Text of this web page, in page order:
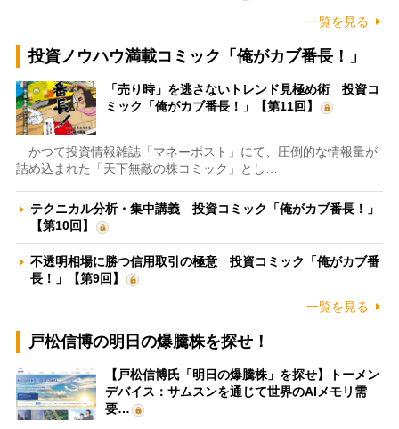
一覧を見る
投資ノウハウ満載コミック「俺がカブ番長！」
「売り時」を逃さないトレンド見極め術 投資コ
ミック「俺がカブ番長！」【第11回】
かつて投資情報雑誌「マネーポスト」にて、圧倒的な情報量が
詰め込まれた「天下無敵の株コミック」とし…
テクニカル分析・集中講義 投資コミック「俺がカブ番長！」
【第10回】
不透明相場に勝つ信用取引の極意 投資コミック「俺がカブ番
長！」【第9回】
一覧を見る
戸松信博の明日の爆騰株を探せ！
【戸松信博氏「明日の爆騰株」を探せ】トーメン
デバイス：サムスンを通じて世界のAIメモリ需
要…